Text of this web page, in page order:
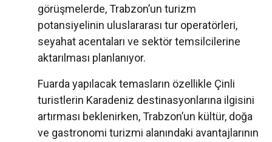
görüşmelerde, Trabzon’un turizm
potansiyelinin uluslararası tur operatörleri,
seyahat acentaları ve sektör temsilcilerine
aktarılması planlanıyor.
Fuarda yapılacak temasların özellikle Çinli
turistlerin Karadeniz destinasyonlarına ilgisini
artırması beklenirken, Trabzon’un kültür, doğa
ve gastronomi turizmi alanındaki avantajlarının